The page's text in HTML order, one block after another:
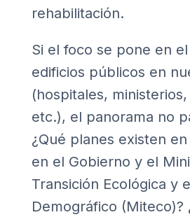
rehabilitación.
Si el foco se pone en
edificios públicos en
(hospitales,
etc.), el panorama no
¿Qué planes existen
en el Gobierno y el
Transición Ecológica y
Demográfico (Miteco)?